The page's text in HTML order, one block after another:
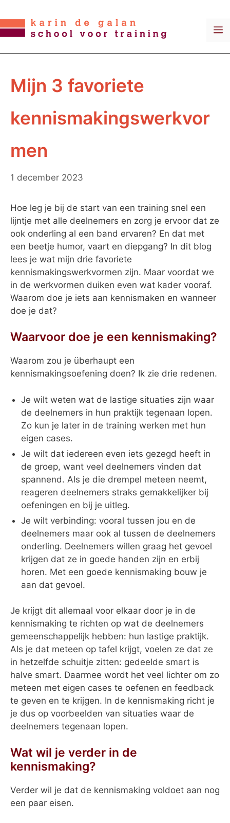
naar
de
Mijn 3 favoriete
kennismakingswerkvor
men
1 december 2023
Hoe leg je bij de start van een training snel een
lijntje met alle deelnemers en zorg je ervoor dat ze
ook onderling al een band ervaren? En dat met
een beetje humor, vaart en diepgang? In dit blog
lees je wat mijn drie favoriete
kennismakingswerkvormen zijn. Maar voordat we
in de werkvormen duiken even wat kader vooraf.
Waarom doe je iets aan kennismaken en wanneer
doe je dat?
Waarvoor doe je een kennismaking?
Waarom zou je überhaupt een
kennismakingsoefening doen? Ik zie drie redenen.
Je wilt weten wat de lastige situaties zijn waar
de deelnemers in hun praktijk tegenaan lopen.
Zo kun je later in de training werken met hun
eigen cases.
Je wilt dat iedereen even iets gezegd heeft in
de groep, want veel deelnemers vinden dat
spannend. Als je die drempel meteen neemt,
reageren deelnemers straks gemakkelijker bij
oefeningen en bij je uitleg.
Je wilt verbinding: vooral tussen jou en de
deelnemers maar ook al tussen de deelnemers
onderling. Deelnemers willen graag het gevoel
krijgen dat ze in goede handen zijn en erbij
horen. Met een goede kennismaking bouw je
aan dat gevoel.
Je krijgt dit allemaal voor elkaar door je in de
kennismaking te richten op wat de deelnemers
gemeenschappelijk hebben: hun lastige praktijk.
Als je dat meteen op tafel krijgt, voelen ze dat ze
in hetzelfde schuitje zitten: gedeelde smart is
halve smart. Daarmee wordt het veel lichter om zo
meteen met eigen cases te oefenen en feedback
te geven en te krijgen. In de kennismaking richt je
je dus op voorbeelden van situaties waar de
deelnemers tegenaan lopen.
Wat wil je verder in de
kennismaking?
Verder wil je dat de kennismaking voldoet aan nog
een paar eisen.